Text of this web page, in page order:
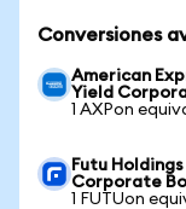
Conversiones
American
Yield
1 AXPon
Futu
Corporate
1 FUTUon